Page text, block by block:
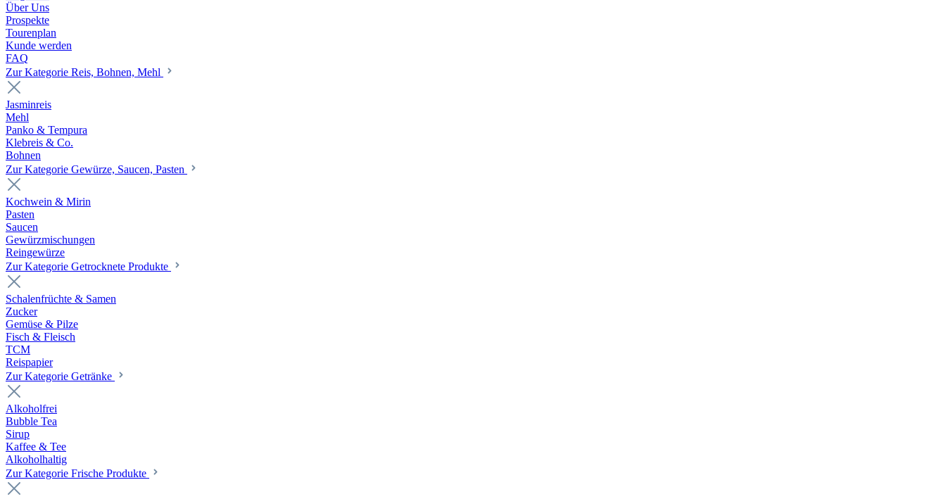
Über Uns
Prospekte
Tourenplan
Kunde werden
FAQ
Zur Kategorie Reis, Bohnen, Mehl
Jasminreis
Mehl
Panko & Tempura
Klebreis & Co.
Bohnen
Zur Kategorie Gewürze, Saucen, Pasten
Kochwein & Mirin
Pasten
Saucen
Gewürzmischungen
Reingewürze
Zur Kategorie Getrocknete Produkte
Schalenfrüchte & Samen
Zucker
Gemüse & Pilze
Fisch & Fleisch
TCM
Reispapier
Zur Kategorie Getränke
Alkoholfrei
Bubble Tea
Sirup
Kaffee & Tee
Alkoholhaltig
Zur Kategorie Frische Produkte